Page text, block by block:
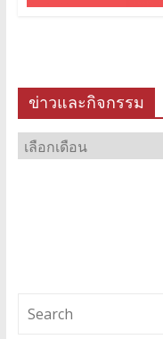
ข่าวและกิจกรรม
ข่าว
และ